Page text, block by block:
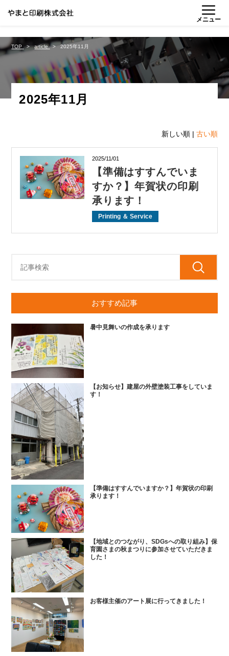
メニュー
TOP article 2025年11月
2025年11月
新しい順 | 古い順
2025/11/01
【準備はすすんでいま
すか？】年賀状の印刷
承ります！
Printing ＆ Service
おすすめ記事
暑中見舞いの作成を承ります
【お知らせ】建屋の外壁塗装工事をしていま
す！
【準備はすすんでいますか？】年賀状の印刷
承ります！
【地域とのつながり、SDGsへの取り組み】保
育園さまの秋まつりに参加させていただきま
した！
お客様主催のアート展に行ってきました！